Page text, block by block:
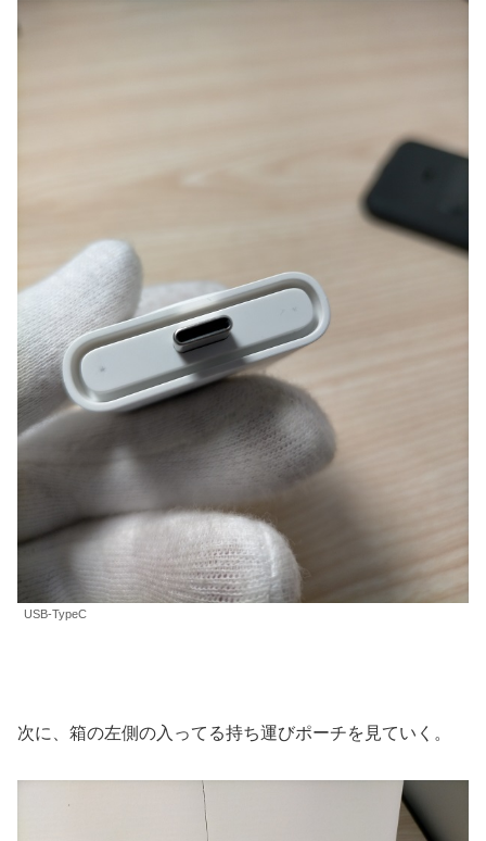
USB-TypeC
次に、箱の左側の入ってる持ち運びポーチを見ていく。